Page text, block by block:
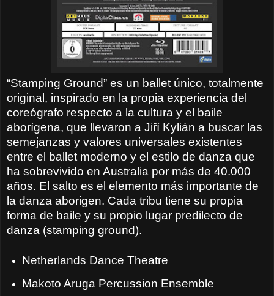
“Stamping Ground” es un ballet único, totalmente
original, inspirado en la propia experiencia del
coreógrafo respecto a la cultura y el baile
aborígena, que llevaron a Jiří Kylián a buscar las
semejanzas y valores universales existentes
entre el ballet moderno y el estilo de danza que
ha sobrevivido en Australia por más de 40.000
años. El salto es el elemento más importante de
la danza aborigen. Cada tribu tiene su propia
forma de baile y su propio lugar predilecto de
danza (stamping ground).
Netherlands Dance Theatre
Makoto Aruga Percussion Ensemble